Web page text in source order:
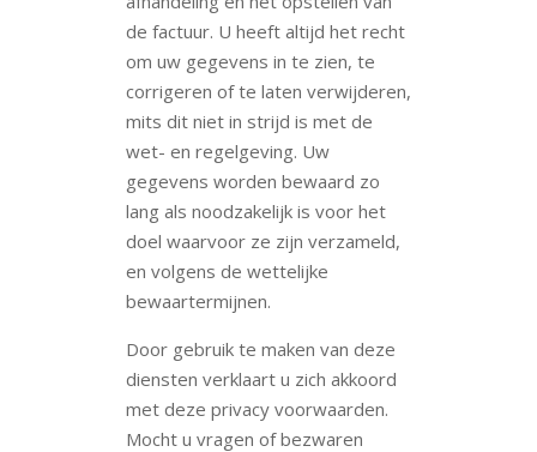
de factuur. U heeft altijd het recht
om uw gegevens in te zien, te
corrigeren of te laten verwijderen,
mits dit niet in strijd is met de
wet- en regelgeving. Uw
gegevens worden bewaard zo
lang als noodzakelijk is voor het
doel waarvoor ze zijn verzameld,
en volgens de wettelijke
bewaartermijnen.
Door gebruik te maken van deze
diensten verklaart u zich akkoord
met deze privacy voorwaarden.
Mocht u vragen of bezwaren